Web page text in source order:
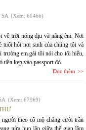
SA (Xem: 60466)
về trời nóng dịu và nắng êm. Nơi
tuổi hỏi nơi sinh của chúng tôi và
em gái tôi nói cho tôi hiểu,
tiền kẹp vào passport đó.
Đọc thêm
(Xem: 67969)
theo cổ mộ chẳng cười trần
nửa hụp lặn giữa thế gian lầm